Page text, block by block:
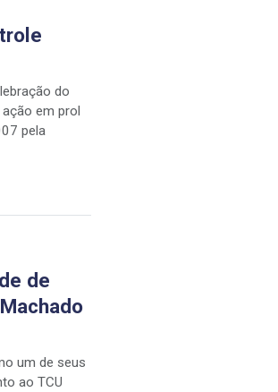
do
em prol
pela
de
um de seus
ao TCU